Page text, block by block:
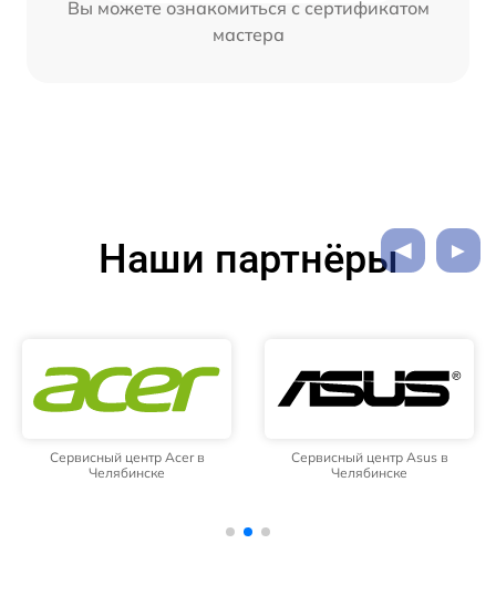
Вы можете ознакомиться с сертификатом
мастера
Наши партнёры
Сервисный центр Acer в
Челябинске
Сервисный центр Asus в
Челябинске